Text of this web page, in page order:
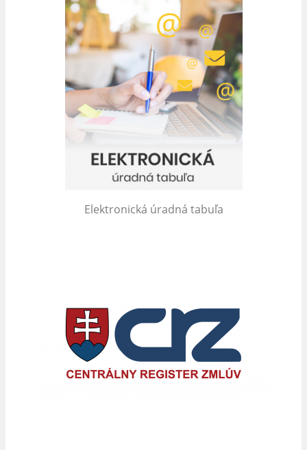
Elektronická úradná tabuľa